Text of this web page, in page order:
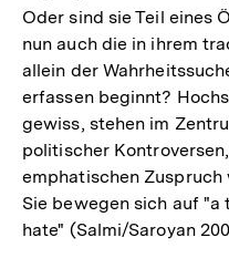
Oder sind sie Teil eines
nun auch die in ihrem
allein der
erfassen beginnt?
gewiss, stehen im
politischer
emphatischen
Sie bewegen sich auf "a
hate" (Salmi/Saroyan